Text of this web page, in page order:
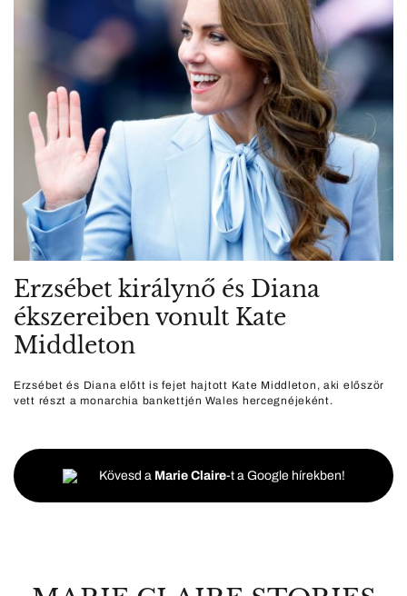
Erzsébet királynő és Diana
ékszereiben vonult Kate
Middleton
Erzsébet és Diana előtt is fejet hajtott Kate Middleton, aki először
vett részt a monarchia bankettjén Wales hercegnéjeként.
Kövesd a Marie Claire-t a Google hírekben!